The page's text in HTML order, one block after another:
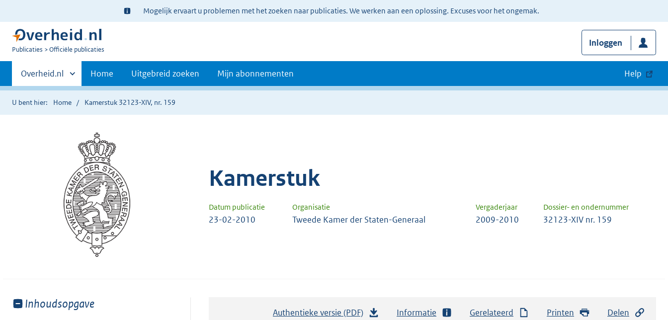
Ter
informatie:
Mogelijk ervaart u problemen met het zoeken naar publicaties. We werken aan een oplossing. Excuses voor het ongemak.
U
Publicaties Officiële publicaties
Inloggen
Primaire
navigatie
Andere
sites
binnen
Overheid.nl Home Uitgebreid zoeken Mijn abonnementen Help
U bent hier: Home Kamerstuk 32123-XIV, nr. 159
Kamerstuk
Datum publicatie Organisatie Vergaderjaar Dossier- en ondernummer
23-02-2010 Tweede Kamer der Staten-Generaal 2009-2010 32123-XIV nr. 159
Toon
Inhoudsopgave
Authentieke versie (PDF) Informatie Gerelateerd Printen Delen